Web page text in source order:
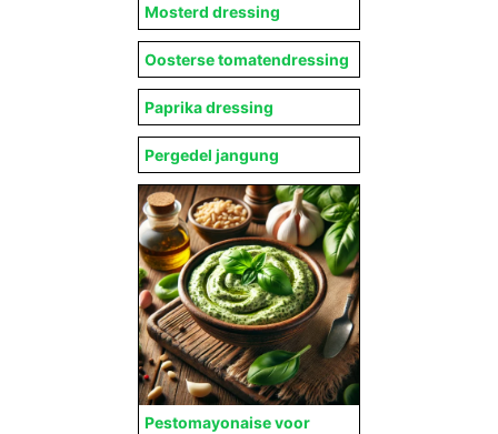
Mosterd dressing
Oosterse tomatendressing
Paprika dressing
Pergedel jangung
Pestomayonaise voor